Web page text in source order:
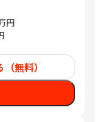
円
年の報酬を向上
無料）